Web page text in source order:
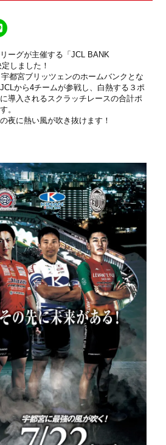
ーグが主催する「JCL BANK
しました！
都宮ブリッツェンのホームバンクとな
JCLから4チームが参戦し、白熱する３ポ
導入されるスクラッチレースの合計ポ
。
夜に熱い風が吹き抜けます！